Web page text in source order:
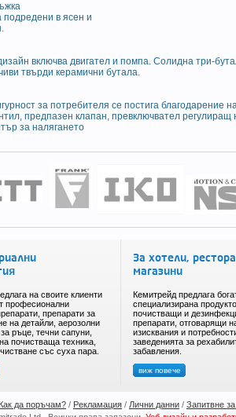
подредени в ясен и
включва двигател и помпа. Солидна три-
твърди керамични бутала.
за потребителя се постига благодарение
предпазен клапан, превключвател регулиращ
за налягането
на своите клиенти
професионални
препарати за
на детайли, аерозолни
ръце, течни сапуни,
почистваща техника,
със суха пара.
За хотели,
магазини
Кемитрейд предлага
специализирана
почистващи и
препарати, отговарящи
изисквания и
заведенията за
забавления.
виж повече
Как да поръчам? / Рекламация / Лични данни / Запитвне